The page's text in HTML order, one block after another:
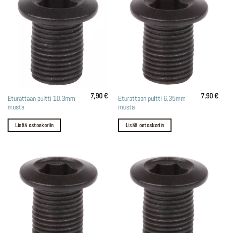
Eturattaan pultti 10.3mm
musta
7,90€
Lisää ostoskoriin
Eturattaan pultti 6.35mm
musta
7,90€
Lisää ostoskoriin